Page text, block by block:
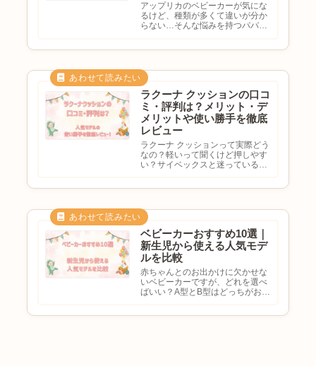
アップリカのベビーカーが気にな
るけど、種類が多くて違いが分か
らない…そんな悩みを持つパパ・
ベビーカーまで幅広いラインアッ
プ...
ラクーナ クッションの口コ
ミ・評判は？メリット・デ
メリットや使い勝手を徹底
レビュー
ラクーナ クッションって実際どう
なの？軽いって聞くけど押しやす
い？サイベックスと迷っている…
ることに加え、持ち運びやす...
ベビーカーおすすめ10選｜
新生児から使える人気モデ
ルを比較
赤ちゃんとのお出かけに欠かせな
いベビーカーですが、どれを選べ
ばいい？A型とB型はどっちがおす